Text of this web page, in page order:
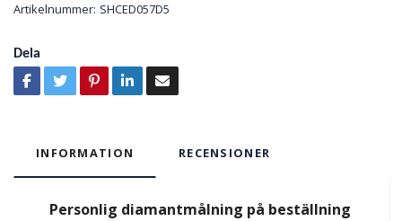
Artikelnummer: SHCED057D5
Dela
INFORMATION RECENSIONER
Personlig diamantmålning på beställning